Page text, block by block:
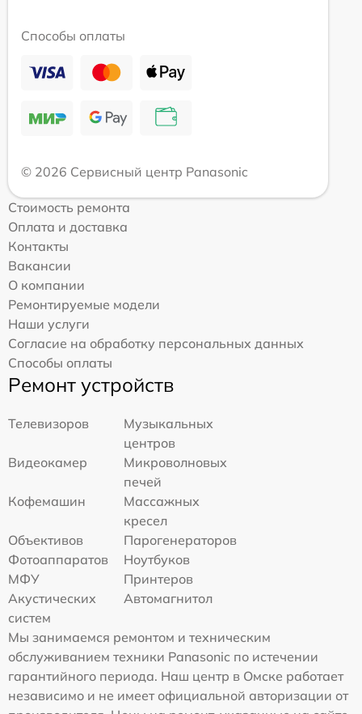
Способы оплаты
© 2026 Сервисный центр Panasonic
Стоимость ремонта
Оплата и доставка
Контакты
Вакансии
О компании
Ремонтируемые модели
Наши услуги
Согласие на обработку персональных данных
Способы оплаты
Ремонт устройств
Телевизоров
Музыкальных
центров
Видеокамер
Микроволновых
печей
Кофемашин
Массажных
кресел
Объективов
Парогенераторов
Фотоаппаратов
Ноутбуков
МФУ
Принтеров
Акустических
систем
Автомагнитол
Мы занимаемся ремонтом и техническим
обслуживанием техники Panasonic по истечении
гарантийного периода. Наш центр в Омске работает
независимо и не имеет официальной авторизации от